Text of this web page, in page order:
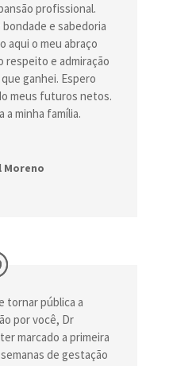
profissional.
e sabedoria
aqui o meu abraço
respeito e admiração
ganhei. Espero
meus futuros netos.
a minha família.
Moreno
tornar pública a
por você, Dr
marcado a primeira
de gestação